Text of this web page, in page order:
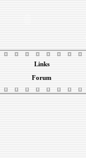
Links
Forum